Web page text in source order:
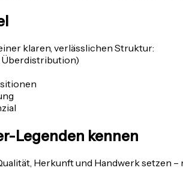
klaren, verlässlichen Struktur:
Legenden kennen
Herkunft und Handwerk